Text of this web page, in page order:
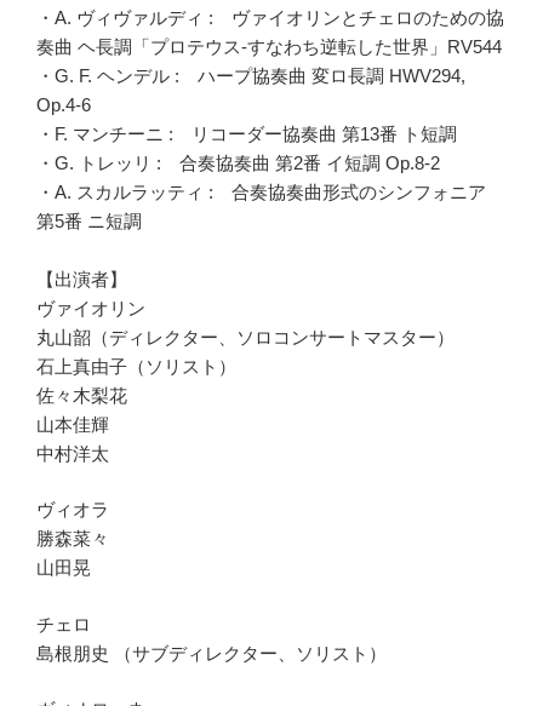
・A. ヴィヴァルディ : ヴァイオリンとチェロのための協
奏曲 ヘ長調「プロテウス-すなわち逆転した世界」RV544
・G. F. ヘンデル : ハープ協奏曲 変ロ長調 HWV294,
Op.4-6
・F. マンチーニ : リコーダー協奏曲 第13番 ト短調
・G. トレッリ : 合奏協奏曲 第2番 イ短調 Op.8-2
・A. スカルラッティ : 合奏協奏曲形式のシンフォニア
第5番 ニ短調
【出演者】
ヴァイオリン
丸山韶（ディレクター、ソロコンサートマスター）
石上真由子（ソリスト）
佐々木梨花
山本佳輝
中村洋太
ヴィオラ
勝森菜々
山田晃
チェロ
島根朋史 （サブディレクター、ソリスト）